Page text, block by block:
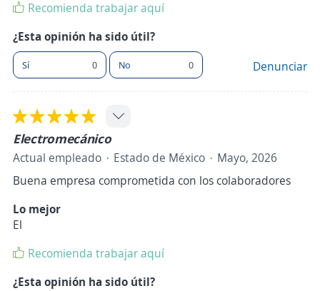
Recomienda trabajar aquí
¿Esta opinión ha sido útil?
Sí 0 No 0 Denunciar
Electromecánico
Actual empleado Estado de México
Mayo, 2026
Buena empresa comprometida con los colaboradores
Lo mejor
El
Recomienda trabajar aquí
¿Esta opinión ha sido útil?